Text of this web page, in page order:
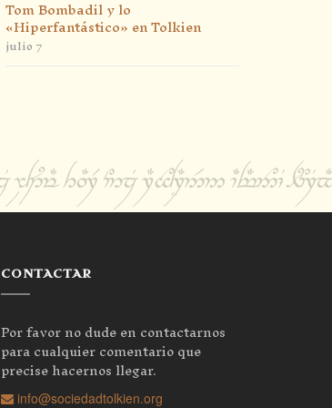
Tom Bombadil y lo
«Hiperfantástico» en Tolkien
julio 7
CONTACTAR
Por favor no dude en contactarnos
para cualquier comentario que
precise hacernos llegar.
info@sociedadtolkien.org